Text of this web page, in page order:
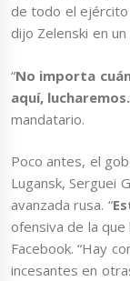
de todo el ejército
dijo Zelenski en
“No importa
aquí,
mandatario.
Poco antes, el
Lugansk, Serguei
avanzada rusa. “
ofensiva de la que
Facebook. “Hay
incesantes en